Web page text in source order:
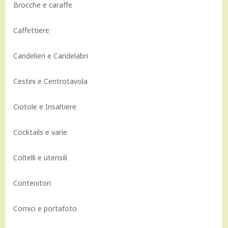
Brocche e caraffe
Caffettiere
Candelieri e Candelabri
Cestini e Centrotavola
Ciotole e Insaltiere
Cocktails e varie
Coltelli e utensili
Contenitori
Cornici e portafoto